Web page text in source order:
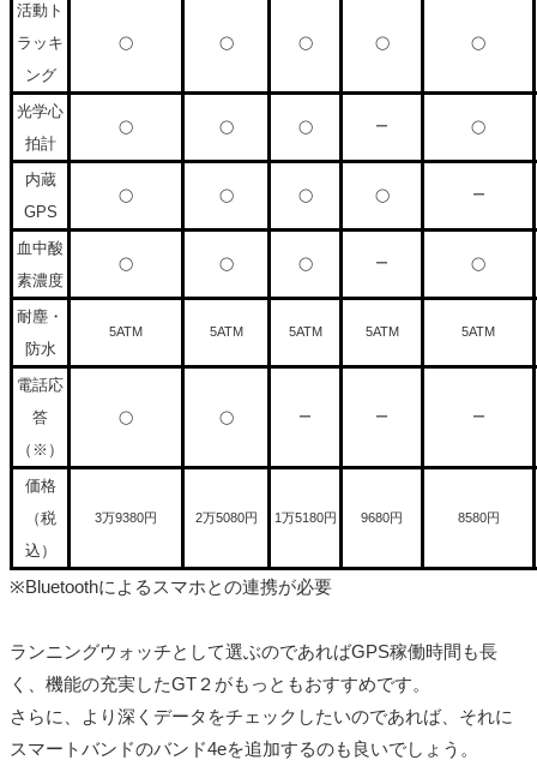
活動ト
ラッキ
ング
◯ ◯ ◯ ◯ ◯
光学心
拍計
◯ ◯ ◯ ー ◯
内蔵
GPS
◯ ◯ ◯ ◯ ー
血中酸
素濃度
◯ ◯ ◯ ー ◯
耐塵・
防水
5ATM 5ATM 5ATM 5ATM 5ATM
電話応
答
（※）
◯ ◯ ー ー ー
価格
（税
込）
3万9380円 2万5080円 1万5180円 9680円 8580円
※Bluetoothによるスマホとの連携が必要
ランニングウォッチとして選ぶのであればGPS稼働時間も長
く、機能の充実したGT２がもっともおすすめです。
さらに、より深くデータをチェックしたいのであれば、それに
スマートバンドのバンド4eを追加するのも良いでしょう。